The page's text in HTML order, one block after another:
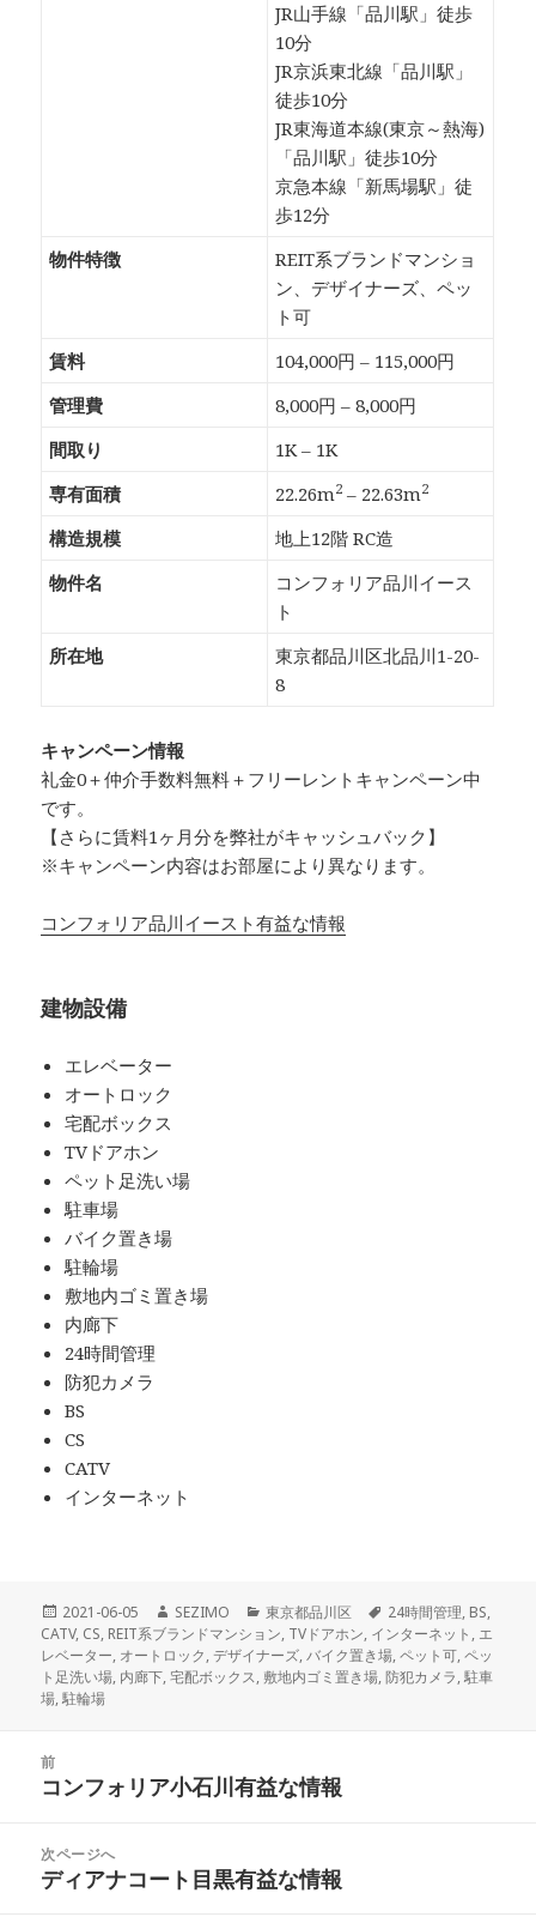
JR山手線「品川駅」徒歩
10分
JR京浜東北線「品川駅」
徒歩10分
JR東海道本線(東京～熱海)
「品川駅」徒歩10分
京急本線「新馬場駅」徒
歩12分
物件特徴
REIT系ブランドマンショ
ン、デザイナーズ、ペッ
ト可
賃料
104,000円 – 115,000円
管理費
8,000円 – 8,000円
間取り
1K – 1K
専有面積
22.26m2 – 22.63m2
構造規模
地上12階 RC造
物件名
コンフォリア品川イース
ト
所在地
東京都品川区北品川1-20-
8
キャンペーン情報
礼金0＋仲介手数料無料＋ フリーレント キャンペーン中
です。
【さらに賃料1ヶ月分を弊社がキャッシュバック】
※キャンペーン内容はお部屋により異なります。
コンフォリア品川イースト有益な情報
建物設備
エレベーター
オートロック
宅配ボックス
TVドアホン
ペット足洗い場
駐車場
バイク置き場
駐輪場
敷地内ゴミ置き場
内廊下
24時間管理
防犯カメラ
BS
CS
CATV
インターネット
投
稿
日:
2021-06-05
作
成
者
SEZIMO
カ
テ
ゴ
リ
東京都品川区
タ
グ
24時間管理, BS,
CATV, CS, REIT系ブランドマンション, TVドアホン, インターネット , エ
レベーター, オートロック,デザイナーズ,バイク置き場,ペット可,ペッ
ト足洗い場, 内廊下,宅配ボックス, 敷地内ゴミ置き場,防犯カメラ,駐車
場,駐輪場
前
前
投
稿:
コンフォリア小石川有益な情報
次ページへ
次
ディアナコート目黒有益な情報